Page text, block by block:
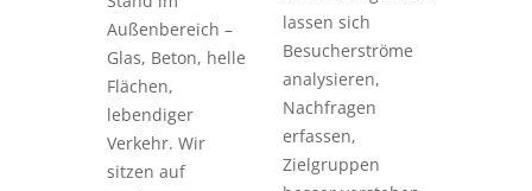
Außenbereich –
Glas, Beton, helle
Flächen,
lebendiger
Verkehr. Wir
sitzen auf
lassen sich
Besucherströme
analysieren,
Nachfragen
erfassen,
Zielgruppen